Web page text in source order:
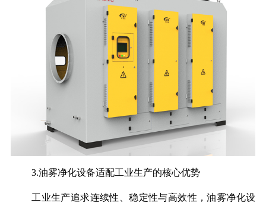
3.油雾净化设备适配工业生产的核心优势
工业生产追求连续性、稳定性与高效性，油雾净化设